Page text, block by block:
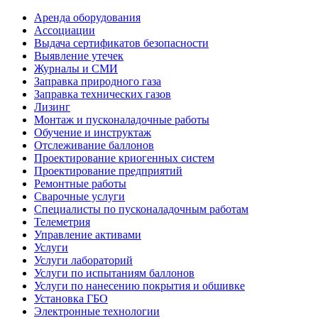
Аренда оборудования
Ассоциации
Выдача сертификатов безопасности
Выявление утечек
Журналы и СМИ
Заправка природного газа
Заправка технических газов
Лизинг
Монтаж и пусконаладочные работы
Обучение и инструктаж
Отслеживание баллонов
Проектирование криогенных систем
Проектирование предприятий
Ремонтные работы
Сварочные услуги
Специалисты по пусконаладочным работам
Телеметрия
Управление активами
Услуги
Услуги лабораторий
Услуги по испытаниям баллонов
Услуги по нанесению покрытия и обшивке
Установка ГБО
Электронные технологии